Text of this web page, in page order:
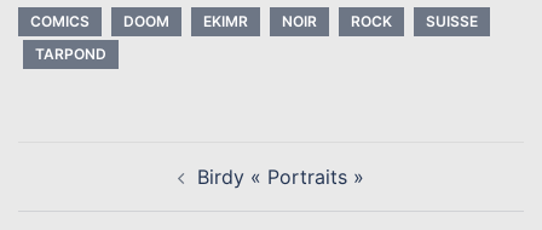
COMICS DOOM EKIMR NOIR ROCK
SUISSE
TARPOND
Birdy « Portraits »